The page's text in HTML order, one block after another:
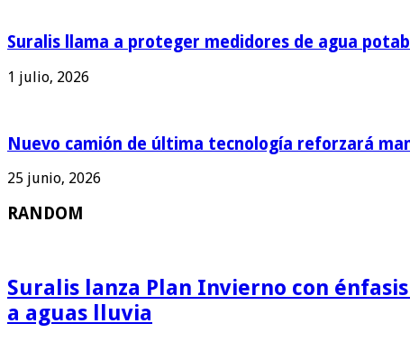
Suralis llama a proteger medidores de agua
1 julio, 2026
Nuevo camión de última tecnología reforzará
25 junio, 2026
RANDOM
Suralis lanza Plan Invierno con
a aguas lluvia